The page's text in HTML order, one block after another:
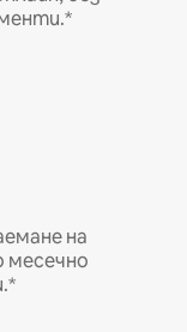
на
месечно